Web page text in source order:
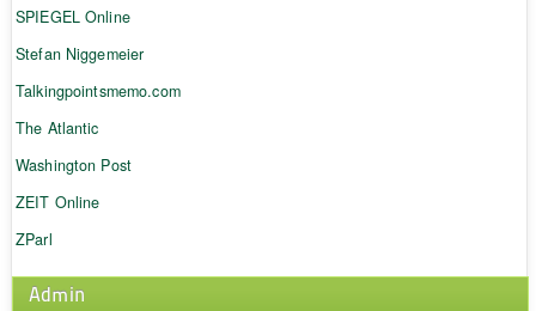
SPIEGEL Online
Stefan Niggemeier
Talkingpointsmemo.com
The Atlantic
Washington Post
ZEIT Online
ZParl
Admin